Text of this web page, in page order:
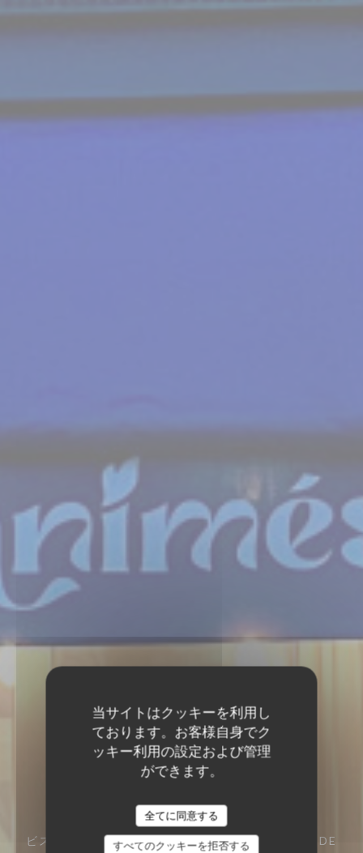
当サイトはクッキーを利用し
ております。お客様自身でク
ッキー利用の設定および管理
ができます。
全てに同意する
すべてのクッキーを拒否する
Les Animés
ビストロノミックレストラン
74 RUE OLIVIER DE
Les Animés